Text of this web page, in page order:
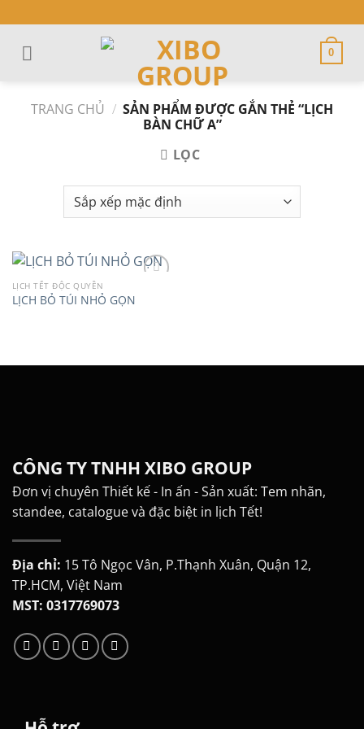
to
content
0
TRANG CHỦ / SẢN PHẨM ĐƯỢC GẮN THẺ “LỊCH
BÀN CHỮ A”
LỌC
LỊCH TẾT ĐỘC QUYỀN
LỊCH BỎ TÚI NHỎ GỌN
CÔNG TY TNHH XIBO GROUP
Đơn vị chuyên Thiết kế - In ấn - Sản xuất: Tem nhãn,
standee, catalogue và đặc biệt in lịch Tết!
Địa chỉ: 15 Tô Ngọc Vân, P.Thạnh Xuân, Quận 12,
TP.HCM, Việt Nam
MST: 0317769073